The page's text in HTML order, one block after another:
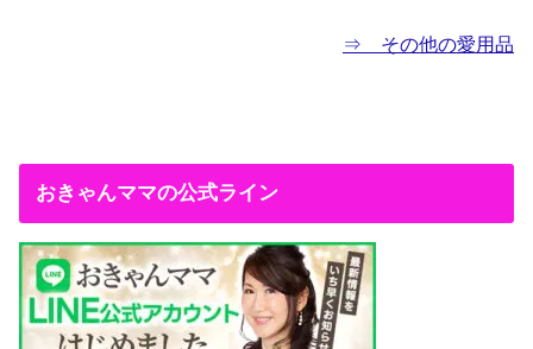
⇒ その他の愛用品
おきゃんママの公式ライン